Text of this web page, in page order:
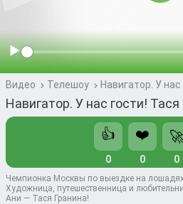
Видео Телешоу Навигатор. У
Навигатор. У нас гости! Тася
👍
0
❤️
0
🚀
0
Чемпионка Москвы по выездке на
Художница, путешественница и
Ани — Тася Гранина!